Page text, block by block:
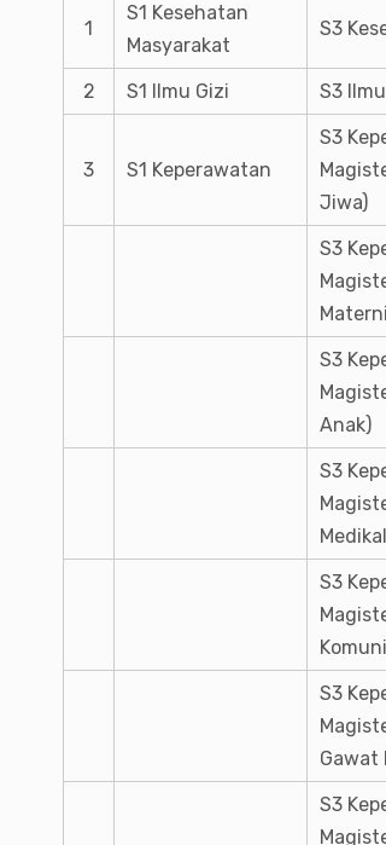
1
S1 Kesehatan
Masyarakat
S3
2 S1 Ilmu Gizi S3
3 S1 Keperawatan
S3
Jiwa)
S3
S3
Anak)
S3
S3
S3
Gawat
S3